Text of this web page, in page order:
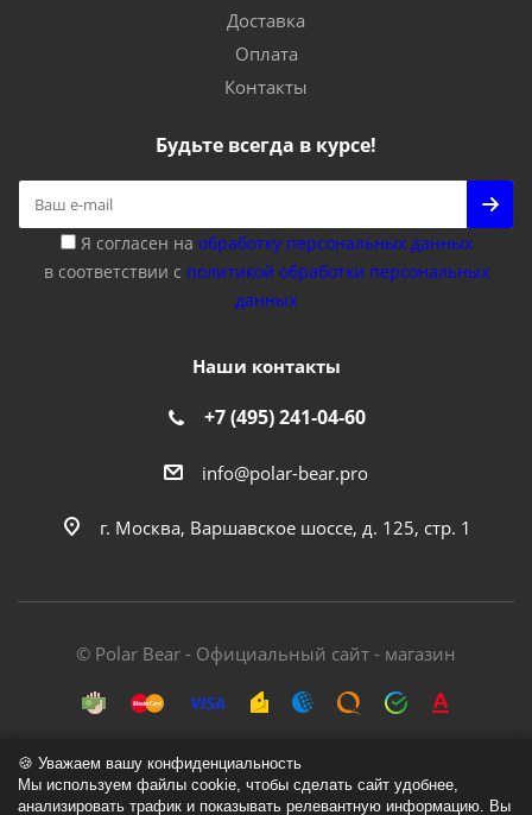
Доставка
Оплата
Контакты
Будьте всегда в курсе!
Я согласен на обработку персональных данных
в соответствии с политикой обработки персональных
данных
Наши контакты
+7 (495) 241-04-60
info@polar-bear.pro
г. Москва, Варшавское шоссе, д. 125, стр. 1
© Polar Bear - Официальный сайт - магазин
🍪 Уважаем вашу конфиденциальность
Мы используем файлы cookie, чтобы сделать сайт удобнее,
анализировать трафик и показывать релевантную информацию. Вы